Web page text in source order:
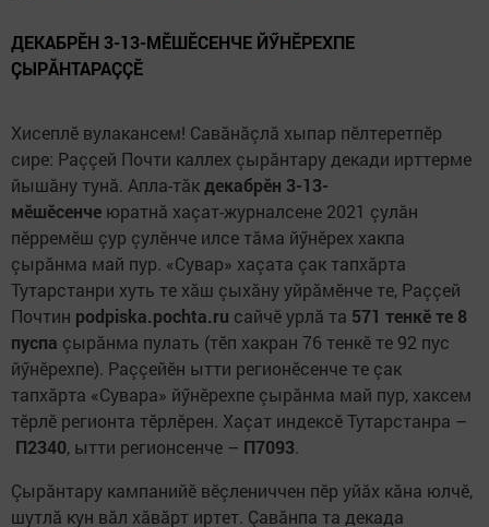
ДЕКАБРӖН 3-13-МӖШӖСЕНЧЕ​ ЙӲНӖРЕХПЕ
ÇЫРĂНТАРАÇÇӖ
Хисеплӗ вулакансем! Савăнăçлă хыпар пӗлтеретпӗр
сире: Раççей Почти каллех çырăнтару декади ирттерме
йышăну тунă. Апла-тăкдекабрӗн 3-13-
мӗшӗсенче юратнă хаçат-журналсене 2021 çулăн
пӗрремӗш çур çулӗнче илсе тăма йӳнӗрех хакпа
çырăнма май пур. «Сувар» хаçата çак тапхăрта
Тутарстанри хуть те хăш çыхăну уйрăмӗнче те, Раççей
Почтин podpiska.pochta.ru сайчӗ урлă та 571 тенкӗ те 8
пуспа çырăнма пулать (тӗп хакран 76 тенкӗ те 92 пус
йӳнӗрехпе). Раççейӗн ытти регионӗсенче те çак
тапхăрта «Сувара» йӳнӗрехпе çырăнма май пур, хаксем
тӗрлӗ регионта тӗрлӗрен. Хаçат индексӗ Тутарстанра –
П2340, ытти регионсенче – П7093.
Çырăнтару кампанийӗ вӗçлениччен пӗр уйăх кăна юлчӗ,
шутлă кун вăл хăвăрт иртет. Çавăнпа та декада